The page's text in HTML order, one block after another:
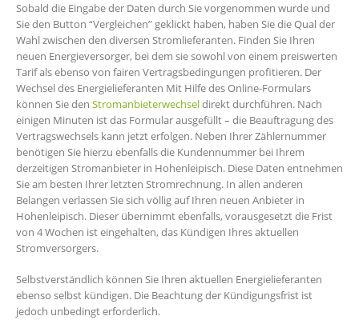
Sobald die Eingabe der Daten durch Sie vorgenommen wurde und
Sie den Button “Vergleichen” geklickt haben, haben Sie die Qual der
Wahl zwischen den diversen Stromlieferanten. Finden Sie Ihren
neuen Energieversorger, bei dem sie sowohl von einem preiswerten
Tarif als ebenso von fairen Vertragsbedingungen profitieren. Der
Wechsel des Energielieferanten Mit Hilfe des Online-Formulars
können Sie den Stromanbieterwechseldirekt durchführen. Nach
einigen Minuten ist das Formular ausgefüllt – die Beauftragung des
Vertragswechsels kann jetzt erfolgen. Neben Ihrer Zählernummer
benötigen Sie hierzu ebenfalls die Kundennummer bei Ihrem
derzeitigen Stromanbieter in Hohenleipisch. Diese Daten entnehmen
Sie am besten Ihrer letzten Stromrechnung. In allen anderen
Belangen verlassen Sie sich völlig auf Ihren neuen Anbieter in
Hohenleipisch. Dieser übernimmt ebenfalls, vorausgesetzt die Frist
von 4 Wochen ist eingehalten, das Kündigen Ihres aktuellen
Stromversorgers.
Selbstverständlich können Sie Ihren aktuellen Energielieferanten
ebenso selbst kündigen. Die Beachtung der Kündigungsfrist ist
jedoch unbedingt erforderlich.